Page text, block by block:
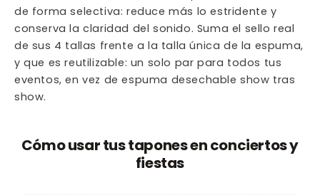
de forma selectiva: reduce más lo estridente y
conserva la claridad del sonido. Suma el sello real
de sus 4 tallas frente a la talla única de la espuma,
y que es reutilizable: un solo par para todos tus
eventos, en vez de espuma desechable show tras
show.
Cómo usar tus tapones en conciertos y
fiestas